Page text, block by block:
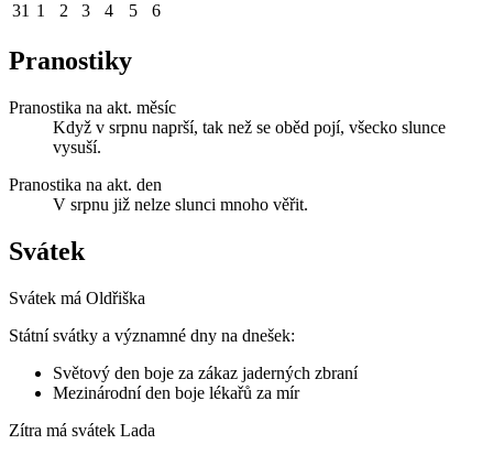
31 1 2 3 4 5 6
Pranostiky
Pranostika na akt. měsíc
Když v srpnu naprší, tak než se oběd pojí, všecko slunce
vysuší.
Pranostika na akt. den
V srpnu již nelze slunci mnoho věřit.
Svátek
Svátek má Oldřiška
Státní svátky a významné dny na dnešek:
Světový den boje za zákaz jaderných zbraní
Mezinárodní den boje lékařů za mír
Zítra má svátek Lada